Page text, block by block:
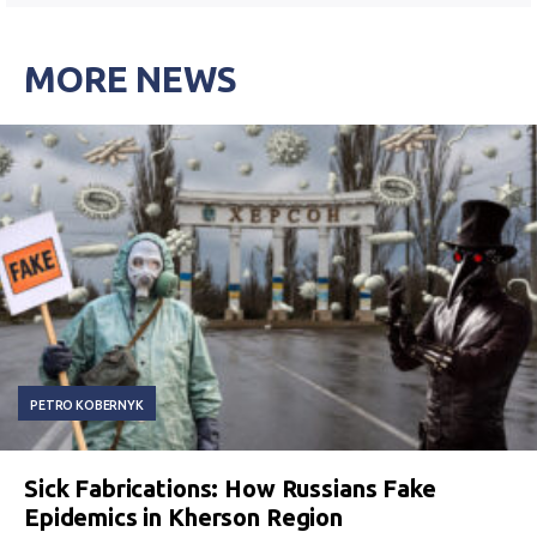
MORE NEWS
PETRO KOBERNYK
Sick Fabrications: How Russians Fake
Epidemics in Kherson Region